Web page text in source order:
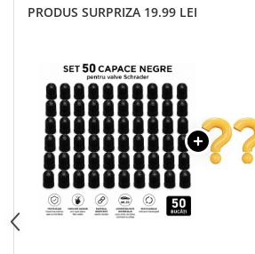
PRODUS SURPRIZA 19.99 LEI